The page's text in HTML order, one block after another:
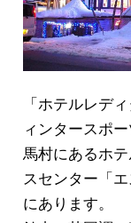
「ホテルレデ
ィンタースポ
馬村にあるホ
スセンター「
にあります。